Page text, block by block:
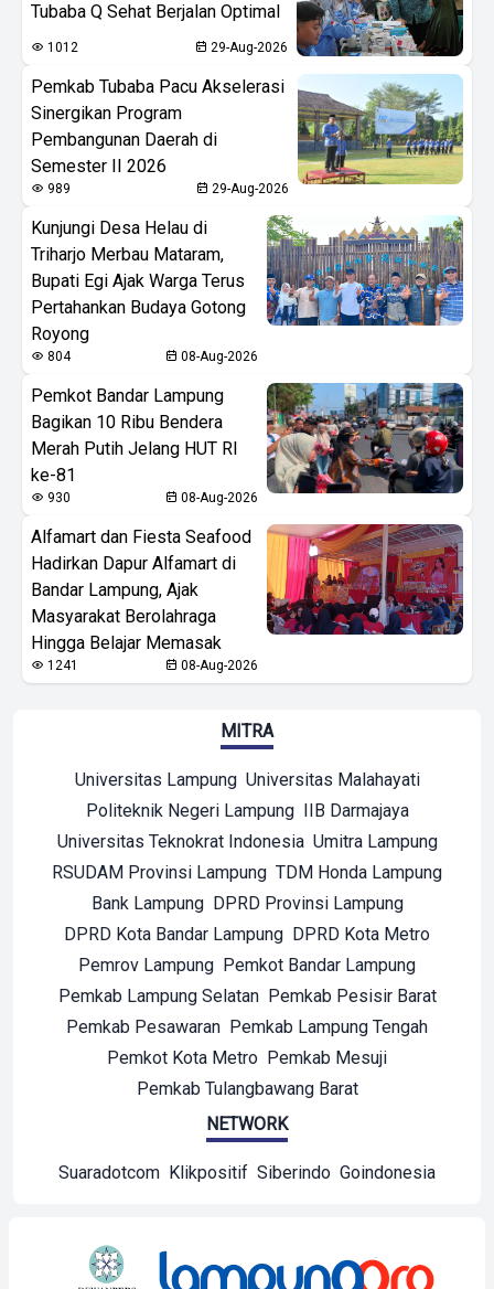
Tubaba Q Sehat Berjalan Optimal
1012 29-Aug-2026
Pemkab Tubaba Pacu Akselerasi
Sinergikan Program
Pembangunan Daerah di
Semester II 2026
989 29-Aug-2026
Kunjungi Desa Helau di
Triharjo Merbau Mataram,
Bupati Egi Ajak Warga Terus
Pertahankan Budaya Gotong
Royong
804 08-Aug-2026
Pemkot Bandar Lampung
Bagikan 10 Ribu Bendera
Merah Putih Jelang HUT RI
ke-81
930 08-Aug-2026
Alfamart dan Fiesta Seafood
Hadirkan Dapur Alfamart di
Bandar Lampung, Ajak
Masyarakat Berolahraga
Hingga Belajar Memasak
1241 08-Aug-2026
MITRA
Universitas Lampung Universitas Malahayati
Politeknik Negeri Lampung
IIB Darmajaya
Universitas Teknokrat Indonesia Umitra Lampung
RSUDAM Provinsi Lampung TDM Honda Lampung
Bank Lampung
DPRD Provinsi Lampung
DPRD Kota Bandar Lampung DPRD Kota Metro
Pemrov Lampung Pemkot Bandar Lampung
Pemkab Lampung Selatan
Pemkab Pesisir Barat
Pemkab Pesawaran Pemkab Lampung Tengah
Pemkot Kota Metro Pemkab Mesuji
Pemkab Tulangbawang Barat
NETWORK
Suaradotcom Klikpositif Siberindo Goindonesia